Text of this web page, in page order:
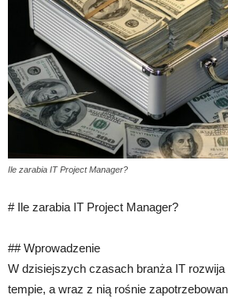
Ile zarabia IT Project Manager?
# Ile zarabia IT Project Manager?
## Wprowadzenie
W dzisiejszych czasach branża IT
tempie, a wraz z nią rośnie